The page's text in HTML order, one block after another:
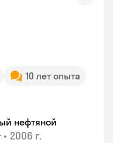
10 лет опыта
нефтяной
• 2006 г.